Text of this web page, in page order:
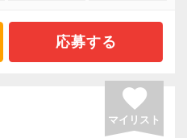
応募する
favorite
マイリスト